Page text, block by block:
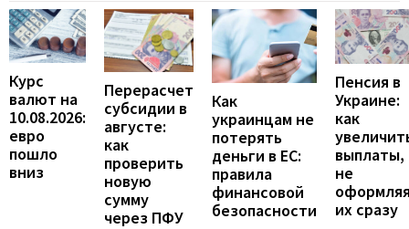
Курс
валют на
10.08.2026:
евро
пошло
вниз
Перерасчет
субсидии в
августе:
как
проверить
новую
сумму
через ПФУ
Как
украинцам не
потерять
деньги в ЕС:
правила
финансовой
безопасности
Пенсия в
Украине:
как
выплаты,
не
их сразу